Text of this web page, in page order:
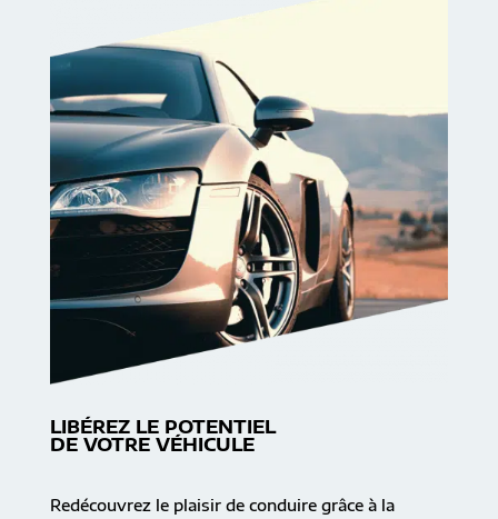
LIBÉREZ LE POTENTIEL
DE VOTRE VÉHICULE
Redécouvrez le plaisir de conduire grâce à la